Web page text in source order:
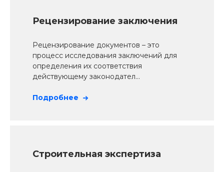
Рецензирование заключения
Рецензирование документов – это
процесс исследования заключений для
определения их соответствия
действующему законодател...
Подробнее
Строительная экспертиза